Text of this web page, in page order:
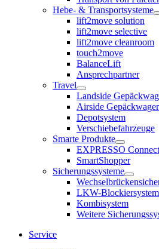
Hebe- & Transportsysteme
lift2move solution
lift2move selective
lift2move cleanroom
touch2move
BalanceLift
Ansprechpartner
Travel
Landside
Airside
Depotsystem
Verschiebefahrzeuge
Smarte Produkte
EXPRESSO Connect
SmartShopper
Sicherungssysteme
LKW-
Kombisystem
Weitere
Service